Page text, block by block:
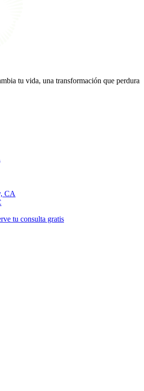
tu vida, una transformación que perdura
CA
tu consulta gratis